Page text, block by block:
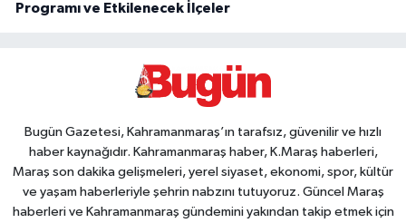
Programı ve Etkilenecek İlçeler
Bugün Gazetesi, Kahramanmaraş’ın tarafsız, güvenilir ve hızlı
haber kaynağıdır. Kahramanmaraş haber, K.Maraş haberleri,
Maraş son dakika gelişmeleri, yerel siyaset, ekonomi, spor, kültür
ve yaşam haberleriyle şehrin nabzını tutuyoruz. Güncel Maraş
haberleri ve Kahramanmaraş gündemini yakından takip etmek için